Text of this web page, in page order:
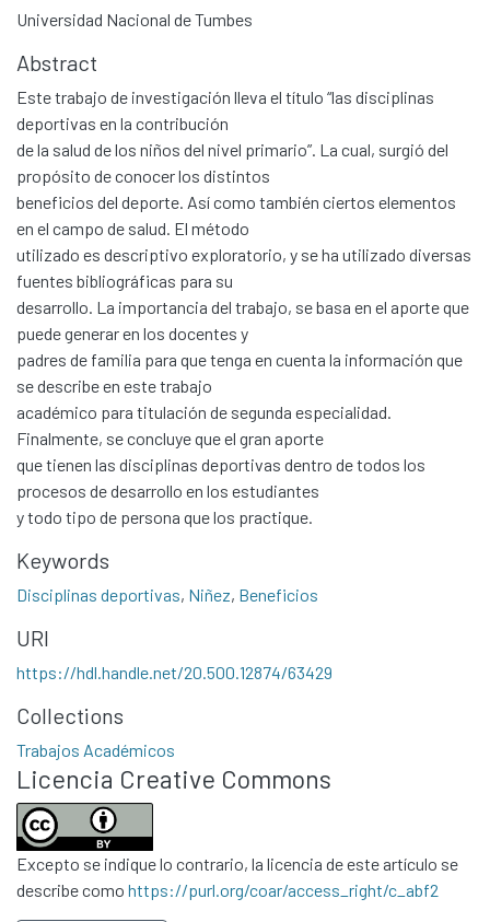
Communities & Collections
All of DSpace
Statistics
Contacto
Políticas
Universidad Nacional de Tumbes
Abstract
Este trabajo de investigación lleva el título “las disciplinas
deportivas en la contribución
de la salud de los niños del nivel primario”. La cual, surgió del
propósito de conocer los distintos
beneficios del deporte. Así como también ciertos elementos
en el campo de salud. El método
utilizado es descriptivo exploratorio, y se ha utilizado diversas
fuentes bibliográficas para su
desarrollo. La importancia del trabajo, se basa en el aporte que
puede generar en los docentes y
padres de familia para que tenga en cuenta la información que
se describe en este trabajo
académico para titulación de segunda especialidad.
Finalmente, se concluye que el gran aporte
que tienen las disciplinas deportivas dentro de todos los
procesos de desarrollo en los estudiantes
y todo tipo de persona que los practique.
Keywords
Disciplinas deportivas, Niñez, Beneficios
URI
https://hdl.handle.net/20.500.12874/63429
Collections
Trabajos Académicos
Licencia Creative Commons
Excepto se indique lo contrario, la licencia de este artículo se
describe como https://purl.org/coar/access_right/c_abf2